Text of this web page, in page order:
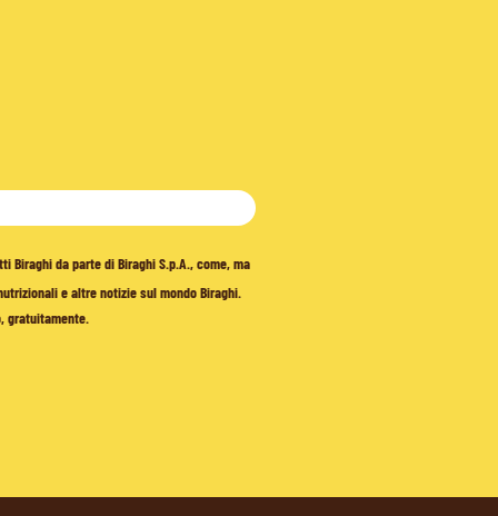
da parte di Biraghi S.p.A., come, ma
e altre notizie sul mondo Biraghi.
gratuitamente.